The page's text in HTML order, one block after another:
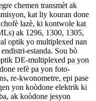
chemen transmèt ak
kat liy kouran done
lazè, ki kontwole kat
ak 1296, 1300, 1305,
optik yo multiplexed nan
estanda. Sou bò
DE-multiplexed pa yon
refè pa yon foto-
re-kwonometre, epi pase
yon koòdone elektrik ki
ak koòdone jesyon